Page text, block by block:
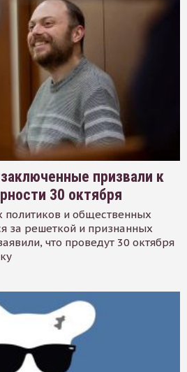
призвали к
30 октября
политиков и общественных
за решеткой и признанных
что проведут 30 октября